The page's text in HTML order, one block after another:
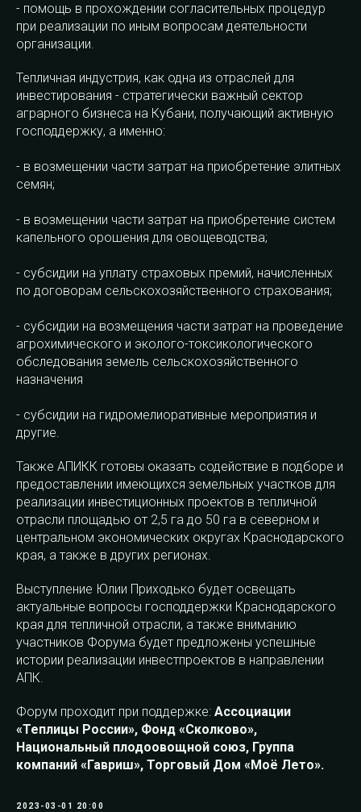
- помощь в прохождении согласительных процедур
при реализации по иным вопросам деятельности
организации.
Тепличная индустрия, как одна из отраслей для
инвестирования - стратегически важный сектор
аграрного бизнеса на Кубани, получающий активную
господдержку, а именно:
- в возмещении части затрат на приобретение элитных
семян;
- в возмещении части затрат на приобретение систем
капельного орошения для овощеводства;
- субсидии на уплату страховых премий, начисленных
по договорам сельскохозяйственного страхования;
- субсидии на возмещения части затрат на проведение
агрохимического и эколого-токсикологического
обследования земель сельскохозяйственного
назначения
- субсидии на гидромелиоративные мероприятия и
другие.
Также АПИКК готовы оказать содействие в подборе и
предоставлении имеющихся земельных участков для
реализации инвестиционных проектов в тепличной
отрасли площадью от 2,5 га до 50 га в северном и
центральном экономических округах Краснодарского
края, а также в других регионах.
Выступление Юлии Приходько будет освещать
актуальные вопросы господдержки Краснодарского
края для тепличной отрасли, а также вниманию
участников Форума будет предложены успешные
истории реализации инвестпроектов в направлении
АПК.
Форум проходит при поддержке: Ассоциации
«Теплицы России», Фонд «Сколково»,
Национальный плодоовощной союз, Группа
компаний «Гавриш», Торговый Дом «Моё Лето».
2023-03-01 20:00